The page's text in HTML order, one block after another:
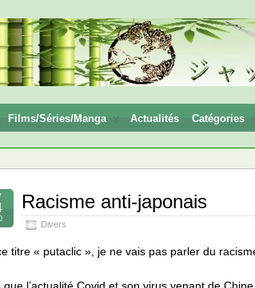
Films/Séries/Manga Actualités Catégories
Racisme anti-japonais
Divers
titre « putaclic », je ne vais pas parler du